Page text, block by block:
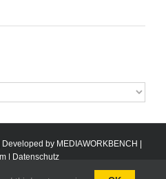
| Developed by MEDIAWORKBENCH
| Datenschutz